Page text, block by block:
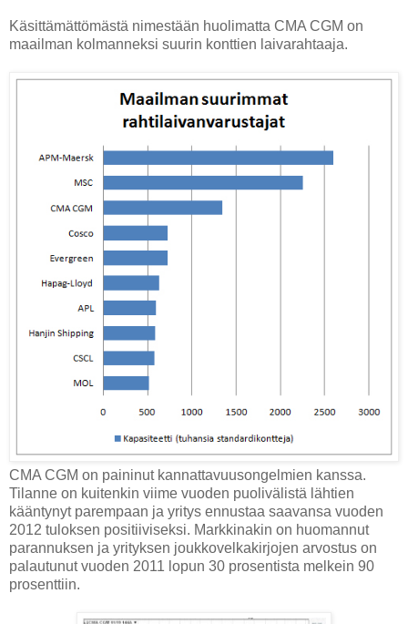
Käsittämättömästä nimestään huolimatta CMA CGM on
maailman kolmanneksi suurin konttien laivarahtaaja.
CMA CGM on paininut kannattavuusongelmien kanssa.
Tilanne on kuitenkin viime vuoden puolivälistä lähtien
kääntynyt parempaan ja yritys ennustaa saavansa vuoden
2012 tuloksen positiiviseksi. Markkinakin on huomannut
parannuksen ja yrityksen joukkovelkakirjojen arvostus on
palautunut vuoden 2011 lopun 30 prosentista melkein 90
prosenttiin.